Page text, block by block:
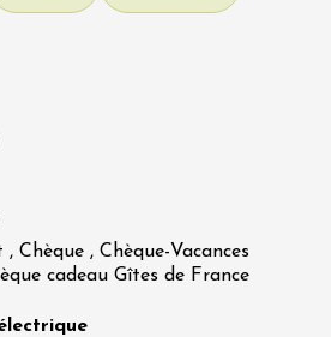
Chèque , Chèque-Vacances
cadeau Gîtes de France